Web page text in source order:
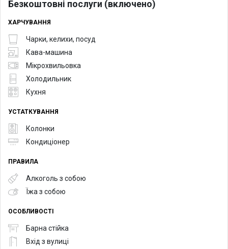
Безкоштовні послуги (включено)
ХАРЧУВАННЯ
Чарки, келихи, посуд
Кава-машина
Мікрохвильовка
Холодильник
Кухня
УСТАТКУВАННЯ
Колонки
Кондиціонер
ПРАВИЛА
Алкоголь з собою
Їжа з собою
ОСОБЛИВОСТІ
Барна стійка
Вхід з вулиці